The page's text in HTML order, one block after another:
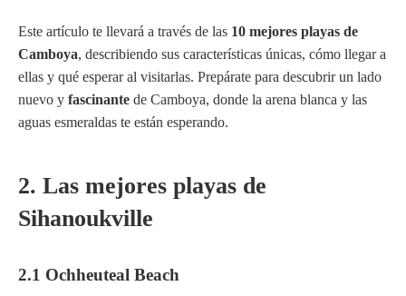
Este artículo te llevará a través de las 10 mejores playas de
Camboya, describiendo sus características únicas, cómo llegar a
ellas y qué esperar al visitarlas. Prepárate para descubrir un lado
nuevo y fascinante de Camboya, donde la arena blanca y las
aguas esmeraldas te están esperando.
2. Las mejores playas de
Sihanoukville
2.1 Ochheuteal Beach